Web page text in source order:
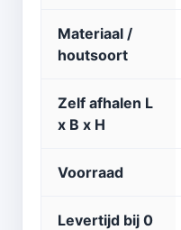
Materiaal /
houtsoort
Zelf afhalen L
x B x H
Voorraad
Levertijd bij 0